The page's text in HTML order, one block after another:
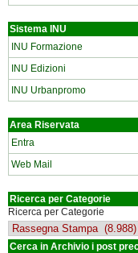
Sistema INU
INU Formazione
INU Edizioni
INU Urbanpromo
Area Riservata
Entra
Web Mail
Ricerca per Categorie
Ricerca per Categorie
Cerca in Archivio i post